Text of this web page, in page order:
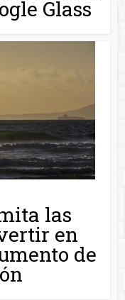
Glass
las
en
de